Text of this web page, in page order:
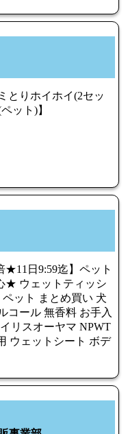
とりホイホイ(2セッ
ット)】
★11日9:59迄】ペット
★ ウェットティッシ
ペット まとめ買い 犬
コール 無香料 お手入
リスオーヤマ NPWT
ウェットシート ボデ